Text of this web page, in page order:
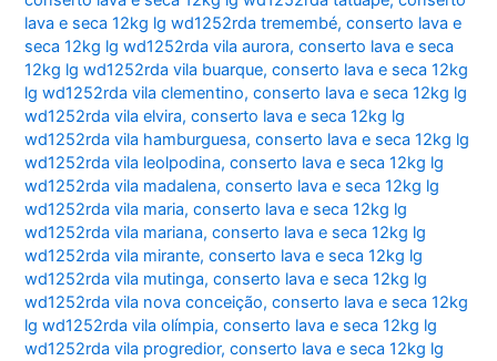
lava e seca 12kg lg wd1252rda tremembé,conserto lava e
seca 12kg lg wd1252rda vila aurora,conserto lava e seca
12kg lg wd1252rda vila buarque,conserto lava e seca 12kg
lg wd1252rda vila clementino,conserto lava e seca 12kg lg
wd1252rda vila elvira,conserto lava e seca 12kg lg
wd1252rda vila hamburguesa,conserto lava e seca 12kg lg
wd1252rda vila leolpodina,conserto lava e seca 12kg lg
wd1252rda vila madalena,conserto lava e seca 12kg lg
wd1252rda vila maria,conserto lava e seca 12kg lg
wd1252rda vila mariana,conserto lava e seca 12kg lg
wd1252rda vila mirante,conserto lava e seca 12kg lg
wd1252rda vila mutinga,conserto lava e seca 12kg lg
wd1252rda vila nova conceição,conserto lava e seca 12kg
lg wd1252rda vila olímpia,conserto lava e seca 12kg lg
wd1252rda vila progredior,conserto lava e seca 12kg lg